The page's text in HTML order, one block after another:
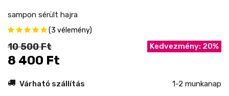
sampon sérült hajra
(3 vélemény)
10 500 Ft
8 400 Ft
Kedvezmény: 20%
Várható szállítás 1-2 munkanap